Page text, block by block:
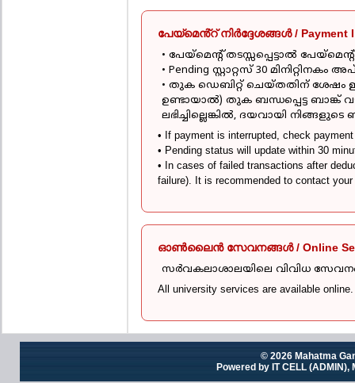
പേയ്മെൻ്റ് നിർദ്ദേശങ്ങൾ / Payment
• പേയ്മെന്റ് തടസ്സപ്പെട്ടാൽ
• Pending സ്റ്റാറ്റസ് 30 മിനിറ്റിനകം
• തുക ഡെബിറ്റ് ചെയ്തതിന് ശേഷം
ഉണ്ടായാൽ) തുക ബന്ധപ്പെട്ട ബാങ്ക്
ലഭിച്ചില്ലെങ്കിൽ, ദയവായി
• If payment is interrupted, check
• Pending status will update within 30
• In cases of failed transactions after
failure). It is recommended to contact
ഓൺലൈൻ സേവനങ്ങൾ / Online
സർവകലാശാലയിലെ വിവിധ
All university services are available
© 2026 Mahatma
Powered by IT CELL